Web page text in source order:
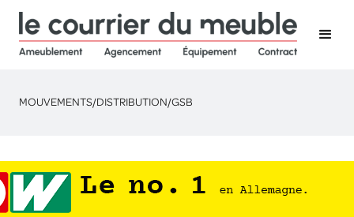
MOUVEMENTS/DISTRIBUTION/GSB